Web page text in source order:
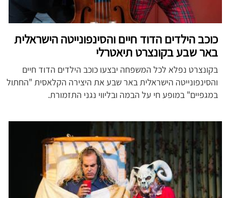
כוכב הילדים הדוד חיים והסינפונייטה הישראלית
באר שבע בקונצרט תיאטרלי
בקונצרט נפלא לכל המשפחה יבצעו כוכב הילדים הדוד חיים
והסינפונייטה הישראלית באר שבע את היצירה הקלאסית "החתול
במגפיים" במופע חי על הבמה ובליווי נגני התזמורת.